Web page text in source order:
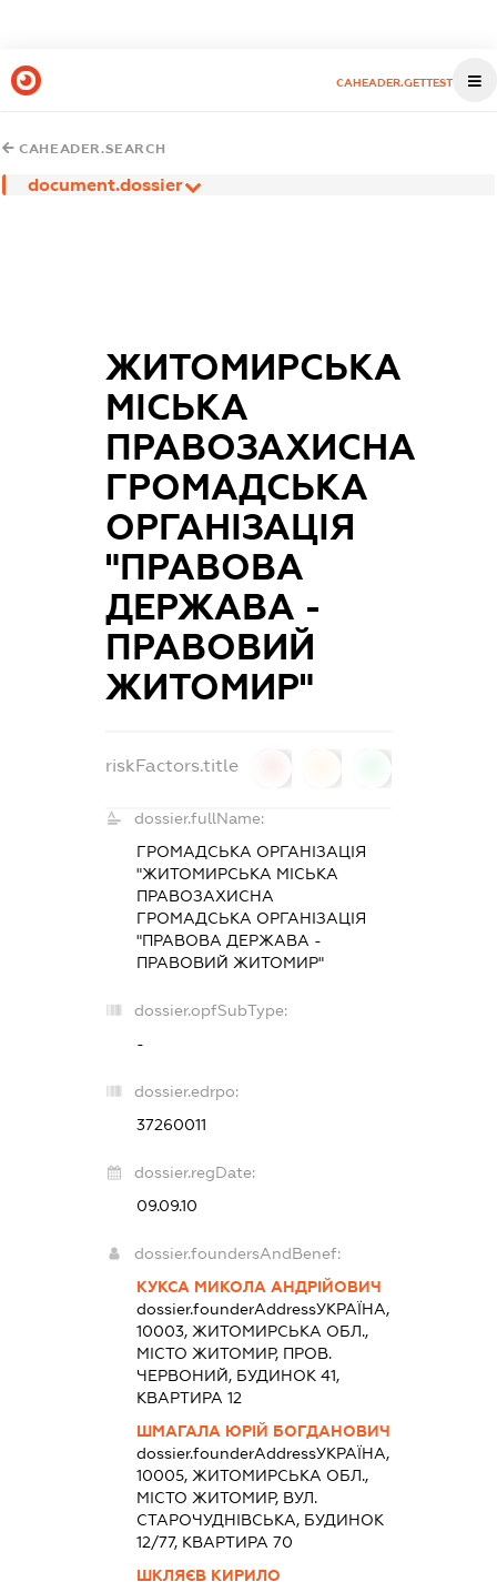
CAHEADER.GETTEST
CAHEADER.SEARCH
document.dossier
ЖИТОМИРСЬКА
МІСЬКА
ПРАВОЗАХИСНА
ГРОМАДСЬКА
ОРГАНІЗАЦІЯ
"ПРАВОВА
ДЕРЖАВА -
ПРАВОВИЙ
ЖИТОМИР"
riskFactors.title
dossier.fullName:
ГРОМАДСЬКА ОРГАНІЗАЦІЯ
"ЖИТОМИРСЬКА МІСЬКА
ПРАВОЗАХИСНА
ГРОМАДСЬКА ОРГАНІЗАЦІЯ
"ПРАВОВА ДЕРЖАВА -
ПРАВОВИЙ ЖИТОМИР"
dossier.opfSubType:
-
dossier.edrpo:
37260011
dossier.regDate:
09.09.10
dossier.foundersAndBenef:
КУКСА МИКОЛА АНДРІЙОВИЧ
dossier.founderAddressУКРАЇНА,
10003, ЖИТОМИРСЬКА ОБЛ.,
МІСТО ЖИТОМИР, ПРОВ.
ЧЕРВОНИЙ, БУДИНОК 41,
КВАРТИРА 12
ШМАГАЛА ЮРІЙ БОГДАНОВИЧ
dossier.founderAddressУКРАЇНА,
10005, ЖИТОМИРСЬКА ОБЛ.,
МІСТО ЖИТОМИР, ВУЛ.
СТАРОЧУДНІВСЬКА, БУДИНОК
12/77, КВАРТИРА 70
ШКЛЯЄВ КИРИЛО